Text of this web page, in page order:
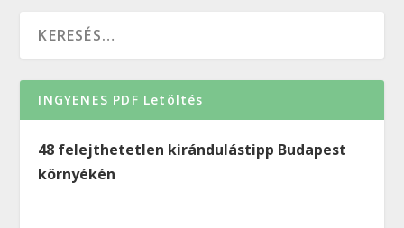
INGYENES PDF Letöltés
48 felejthetetlen kirándulástipp Budapest
környékén